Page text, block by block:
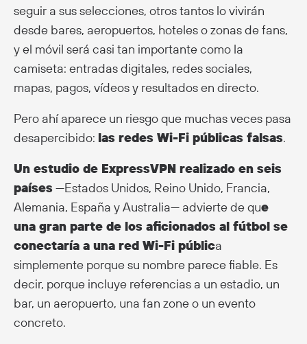
seguir a sus selecciones, otros tantos lo vivirán
desde bares, aeropuertos, hoteles o zonas de fans,
y el móvil será casi tan importante como la
camiseta: entradas digitales, redes sociales,
mapas, pagos, vídeos y resultados en directo.
Pero ahí aparece un riesgo que muchas veces pasa
desapercibido: las redes Wi-Fi públicas falsas.
Un estudio de ExpressVPN realizado en seis
países —Estados Unidos, Reino Unido, Francia,
Alemania, España y Australia— advierte de que
una gran parte de los aficionados al fútbol se
conectaría a una red Wi-Fi pública
simplemente porque su nombre parece fiable. Es
decir, porque incluye referencias a un estadio, un
bar, un aeropuerto, una fan zone o un evento
concreto.